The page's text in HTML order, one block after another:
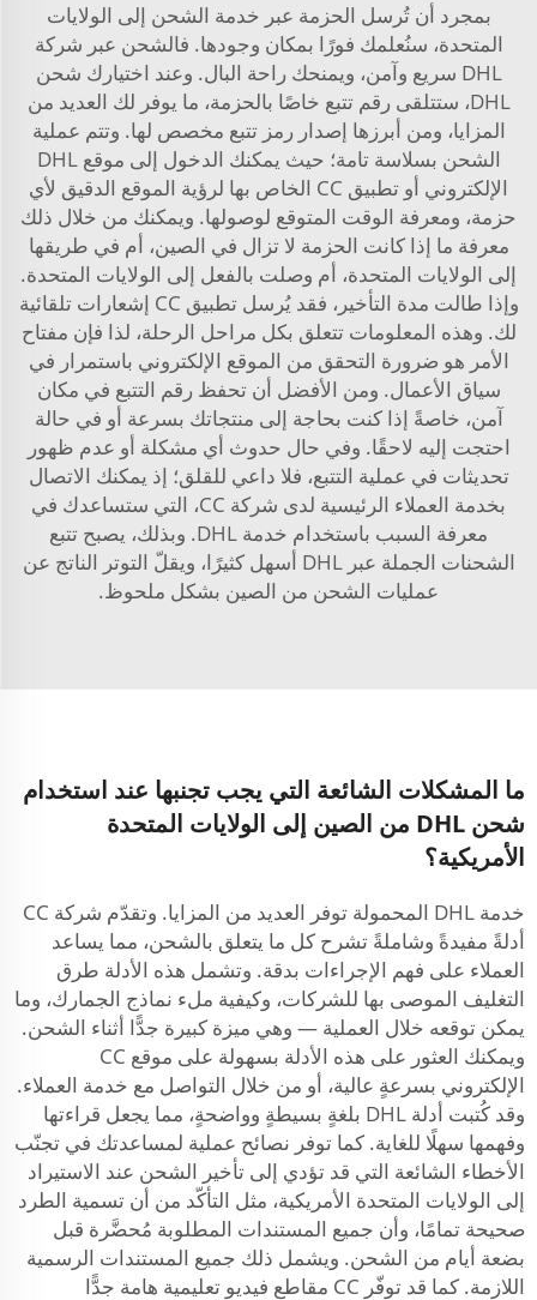
بمجرد أن تُرسل الحزمة عبر خدمة الشحن إلى الولايات
المتحدة، سنُعلمك فورًا بمكان وجودها. فالشحن عبر شركة
DHL سريع وآمن، ويمنحك راحة البال. وعند اختيارك شحن
DHL، ستتلقى رقم تتبع خاصًا بالحزمة، ما يوفر لك العديد من
المزايا، ومن أبرزها إصدار رمز تتبع مخصص لها. وتتم عملية
الشحن بسلاسة تامة؛ حيث يمكنك الدخول إلى موقع DHL
الإلكتروني أو تطبيق CC الخاص بها لرؤية الموقع الدقيق لأي
حزمة، ومعرفة الوقت المتوقع لوصولها. ويمكنك من خلال ذلك
معرفة ما إذا كانت الحزمة لا تزال في الصين، أم في طريقها
إلى الولايات المتحدة، أم وصلت بالفعل إلى الولايات المتحدة.
وإذا طالت مدة التأخير، فقد يُرسل تطبيق CC إشعارات تلقائية
لك. وهذه المعلومات تتعلق بكل مراحل الرحلة، لذا فإن مفتاح
الأمر هو ضرورة التحقق من الموقع الإلكتروني باستمرار في
سياق الأعمال. ومن الأفضل أن تحفظ رقم التتبع في مكان
آمن، خاصةً إذا كنت بحاجة إلى منتجاتك بسرعة أو في حالة
احتجت إليه لاحقًا. وفي حال حدوث أي مشكلة أو عدم ظهور
تحديثات في عملية التتبع، فلا داعي للقلق؛ إذ يمكنك الاتصال
بخدمة العملاء الرئيسية لدى شركة CC، التي ستساعدك في
معرفة السبب باستخدام خدمة DHL. وبذلك، يصبح تتبع
الشحنات الجملة عبر DHL أسهل كثيرًا، ويقلّ التوتر الناتج عن
عمليات الشحن من الصين بشكل ملحوظ.
ما المشكلات الشائعة التي يجب تجنبها عند استخدام
شحن DHL من الصين إلى الولايات المتحدة
الأمريكية؟
خدمة DHL المحمولة توفر العديد من المزايا. وتقدّم شركة CC
أدلةً مفيدةً وشاملةً تشرح كل ما يتعلق بالشحن، مما يساعد
العملاء على فهم الإجراءات بدقة. وتشمل هذه الأدلة طرق
التغليف الموصى بها للشركات، وكيفية ملء نماذج الجمارك، وما
يمكن توقعه خلال العملية — وهي ميزة كبيرة جدًّا أثناء الشحن.
ويمكنك العثور على هذه الأدلة بسهولة على موقع CC
الإلكتروني بسرعةٍ عالية، أو من خلال التواصل مع خدمة العملاء.
وقد كُتبت أدلة DHL بلغةٍ بسيطةٍ وواضحةٍ، مما يجعل قراءتها
وفهمها سهلًا للغاية. كما توفر نصائح عملية لمساعدتك في تجنّب
الأخطاء الشائعة التي قد تؤدي إلى تأخير الشحن عند الاستيراد
إلى الولايات المتحدة الأمريكية، مثل التأكّد من أن تسمية الطرد
صحيحة تمامًا، وأن جميع المستندات المطلوبة مُحضَّرة قبل
بضعة أيام من الشحن. ويشمل ذلك جميع المستندات الرسمية
اللازمة. كما قد توفّر CC مقاطع فيديو تعليمية هامة جدًّا